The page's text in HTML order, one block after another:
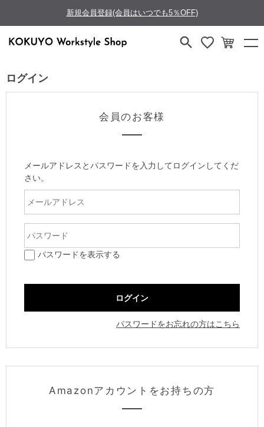
新規会員登録(会員はいつでも5％OFF)
ログイン
会員のお客様
メールアドレスとパスワードを入力してログインしてくだ
さい。
パスワードを表示する
パスワードをお忘れの方はこちら
Amazonアカウントをお持ちの方